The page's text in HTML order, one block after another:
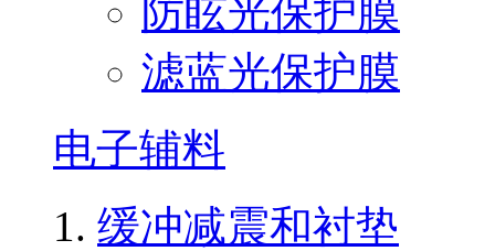
防眩光保护膜
滤蓝光保护膜
电子辅料
缓冲减震和衬垫